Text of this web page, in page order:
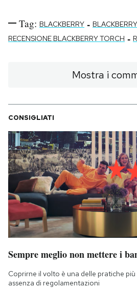
Tag: BLACKBERRY -
RECENSIONE BLACKBERRY TORCH -
Mostra i
CONSIGLIATI
Sempre meglio non mettere i
Coprirne il volto è una delle pratiche
assenza di regolamentazioni